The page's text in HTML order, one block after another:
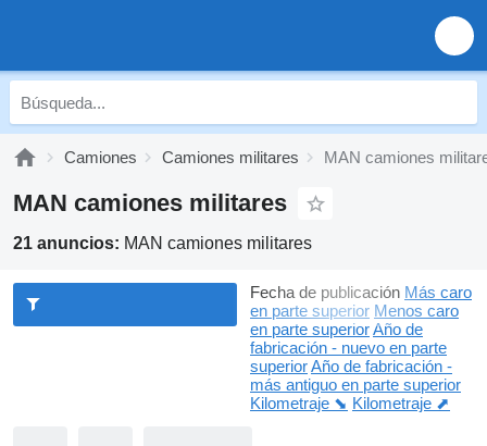
Camiones Camiones militares MAN camiones
MAN camiones militares
21 anuncios: MAN camiones militares
Fecha de publicación Más caro
en parte superior Menos caro
en parte superiorAño de
fabricación - nuevo en parte
superiorAño de fabricación -
más antiguo en parte superior
Kilometraje ⬊ Kilometraje ⬈